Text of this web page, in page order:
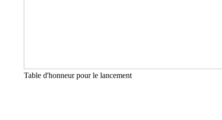
Table d'honneur pour le lancement